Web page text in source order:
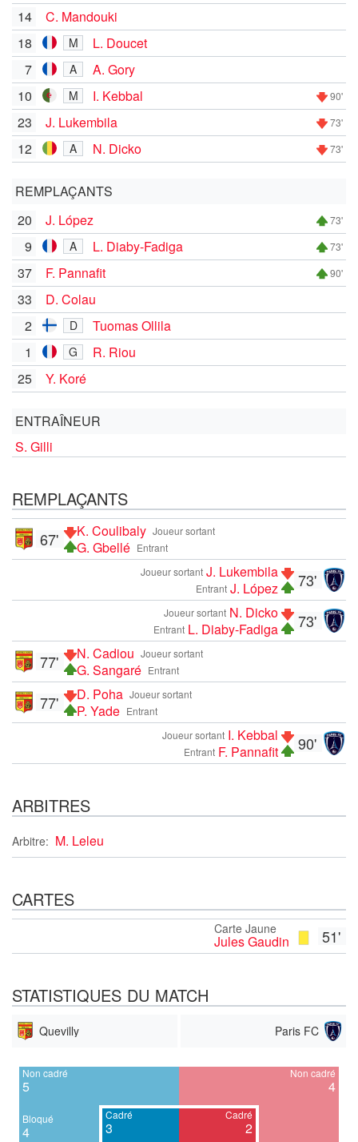
14
C. Mandouki
18
M
L. Doucet
7
A
A. Gory
10
M I. Kebbal 90'
23 J. Lukembila 73'
12 A N. Dicko 73'
REMPLAÇANTS
20
J. López 73'
9 A L. Diaby-Fadiga 73'
37 F. Pannafit 90'
33
D. Colau
2
D
Tuomas Ollila
1
G
R. Riou
25
Y. Koré
ENTRAÎNEUR
S. Gilli
REMPLAÇANTS
Joueur sortant
K. Coulibaly
Entrant
G. Gbellé
67'
73'
Joueur sortant J. Lukembila
Entrant J. López
73'
Joueur sortant N. Dicko
Entrant L. Diaby-Fadiga
Joueur sortant
N. Cadiou
Entrant
G. Sangaré
77'
Joueur sortant
D. Poha
Entrant
P. Yade
77'
90'
Joueur sortant I. Kebbal
Entrant F. Pannafit
ARBITRES
Arbitre: M. Leleu
CARTES
51'
Carte Jaune
Jules Gaudin
STATISTIQUES DU MATCH
Quevilly Paris FC
Non cadré
5
Bloqué
4
Cadré
3
Cadré
2
Non cadré
4